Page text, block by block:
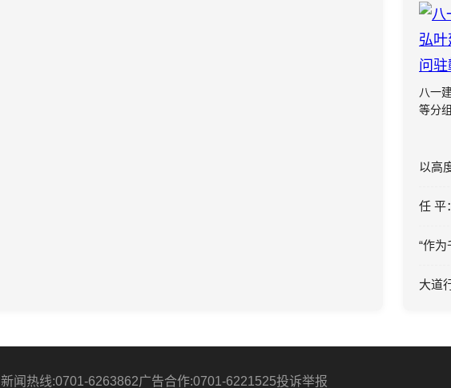
八一
等分
任 平
“作
新闻热线:0701-6263862广告合作:0701-6221525投诉举报